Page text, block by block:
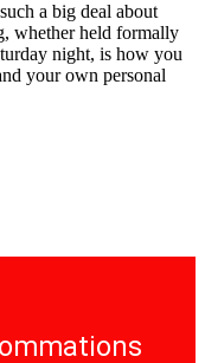
a big deal about
whether held formally
night, is how you
your own personal